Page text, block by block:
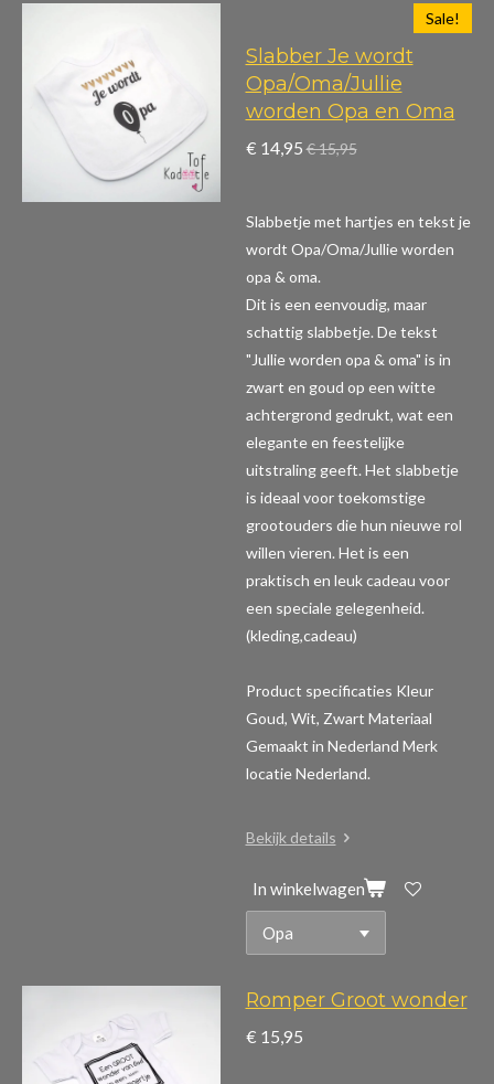
Sale!
Slabber Je wordt
Opa/Oma/Jullie
worden Opa en Oma
€ 14,95 € 15,95
Slabbetje met hartjes en tekst je
wordt Opa/Oma/Jullie worden
opa & oma.
Dit is een eenvoudig, maar
schattig slabbetje. De tekst
"Jullie worden opa & oma" is in
zwart en goud op een witte
achtergrond gedrukt, wat een
elegante en feestelijke
uitstraling geeft. Het slabbetje
is ideaal voor toekomstige
grootouders die hun nieuwe rol
willen vieren. Het is een
praktisch en leuk cadeau voor
een speciale gelegenheid.
(kleding,cadeau)
Product specificaties Kleur
Goud, Wit, Zwart Materiaal
Gemaakt in Nederland Merk
locatie Nederland.
Bekijk details
In winkelwagen
Romper Groot wonder
€ 15,95